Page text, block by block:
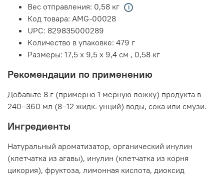
Вес отправления: 0,58 кг
Код товара: AMG-00028
UPC: 829835000289
Количество в упаковке: 479 г
Размеры: 17,5 x 9,5 x 9,4 см , 0,58 кг
Рекомендации по применению
Добавьте 8 г (примерно 1 мерную ложку) продукта в
240–360 мл (8–12 жидк. унций) воды, сока или смузи.
Ингредиенты
Натуральный ароматизатор, органический инулин
(клетчатка из агавы), инулин (клетчатка из корня
цикория), фруктоза, лимонная кислота, диоксид